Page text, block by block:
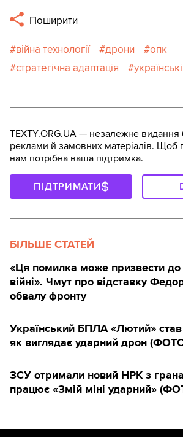
Поширити
війна технології дрони
опк
стратегічна адаптація
TEXTY.ORG.UA — незалежне видання
реклами й замовних матеріалів. Щоб
нам потрібна ваша підтримка.
ПІДТРИМАТИ
БІЛЬШЕ СТАТЕЙ
«Ця помилка може призвести до
війні». Чмут про відставку
обвалу фронту
Український БПЛА «Лютий» став
як виглядає ударний дрон
ЗСУ отримали новий НРК з
працює «Змій міні ударний»